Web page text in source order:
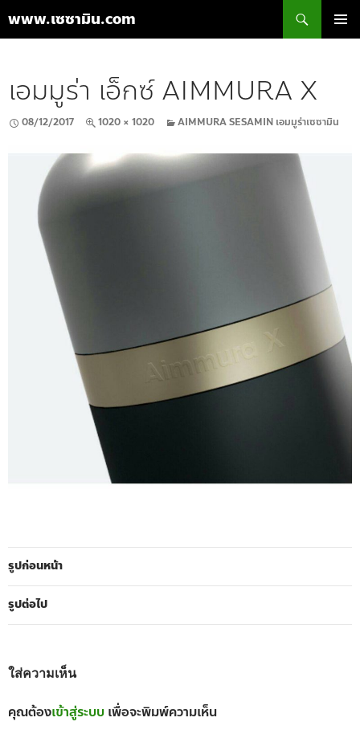
www.เซซามิน.com
เนื้อหา
เอมมูร่า เอ็กซ์ AIMMURA X
08/12/2017 1020 × 1020 AIMMURA SESAMIN เอมมูร่าเซซามิน
รูปก่อนหน้า
รูปต่อไป
ใส่ความเห็น
คุณต้องเข้าสู่ระบบ เพื่อจะพิมพ์ความเห็น